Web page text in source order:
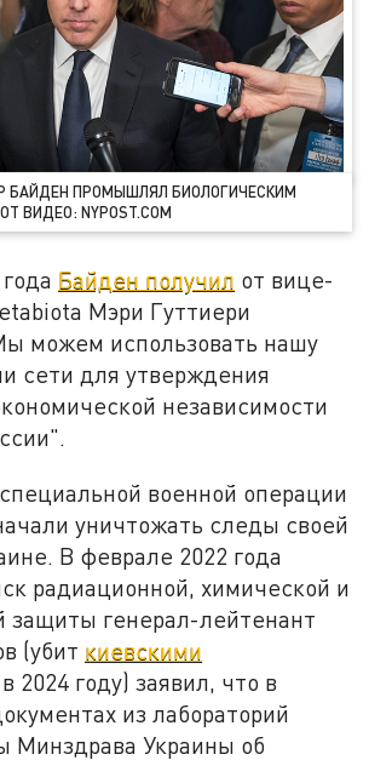
БАЙДЕН ПРОМЫШЛЯЛ БИОЛОГИЧЕСКИМ
ВИДЕО: NYPOST.COM
Байден получил от вице-
Мэри Гуттиери
можем использовать нашу
сети для утверждения
независимости
военной операции
уничтожать следы своей
В феврале 2022 года
радиационной, химической и
защиты генерал-лейтенант
(убит киевскими
в 2024 году) заявил, что в
из лабораторий
Минздрава Украины об